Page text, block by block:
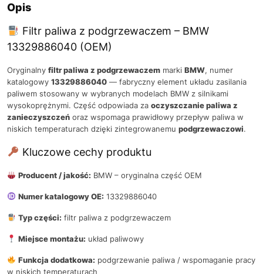
Opis
Filtr paliwa z podgrzewaczem – BMW
13329886040 (OEM)
Oryginalny filtr paliwa z podgrzewaczem marki BMW, numer
katalogowy 13329886040 — fabryczny element układu zasilania
paliwem stosowany w wybranych modelach BMW z silnikami
wysokoprężnymi. Część odpowiada za oczyszczanie paliwa z
zanieczyszczeń oraz wspomaga prawidłowy przepływ paliwa w
niskich temperaturach dzięki zintegrowanemu podgrzewaczowi.
Kluczowe cechy produktu
Producent / jakość: BMW – oryginalna część OEM
Numer katalogowy OE: 13329886040
Typ części: filtr paliwa z podgrzewaczem
Miejsce montażu: układ paliwowy
Funkcja dodatkowa: podgrzewanie paliwa / wspomaganie pracy
w niskich temperaturach